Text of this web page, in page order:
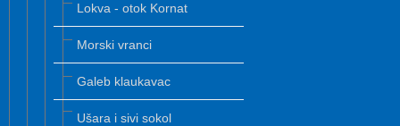
Lokva - otok Kornat
Morski vranci
Galeb klaukavac
Ušara i sivi sokol